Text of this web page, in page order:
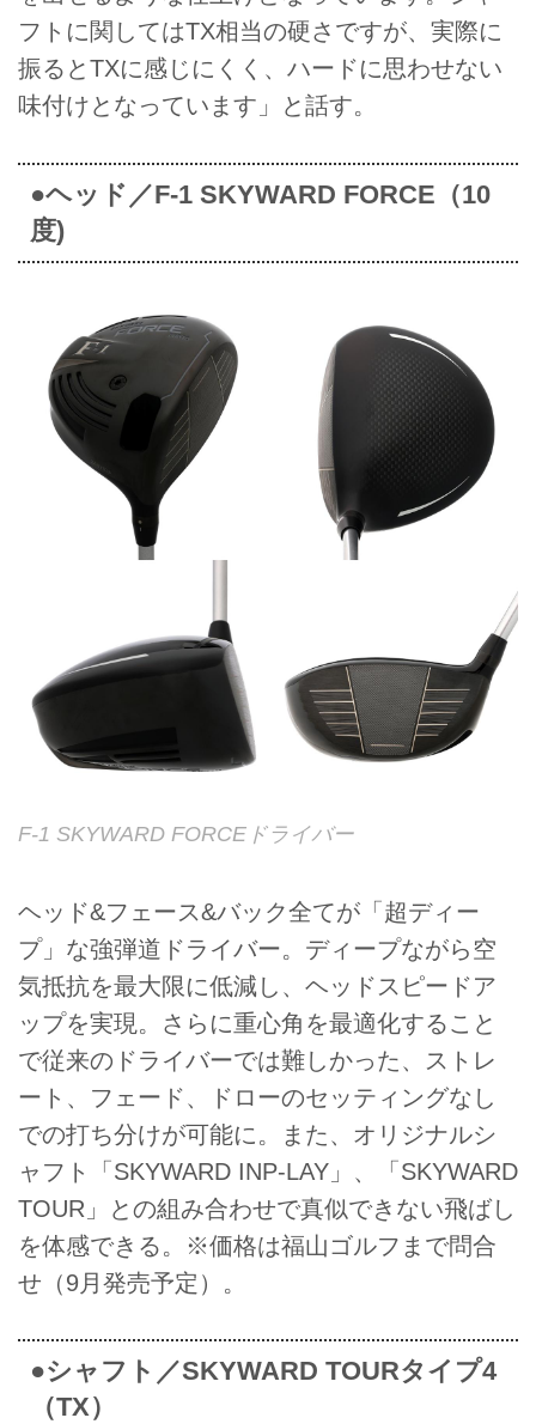
フトに関してはTX相当の硬さですが、実際に
振るとTXに感じにくく、ハードに思わせない
味付けとなっています」と話す。
●ヘッド／F-1 SKYWARD FORCE（10
度)
F-1 SKYWARD FORCEドライバー
ヘッド&フェース&バック全てが「超ディー
プ」な強弾道ドライバー。ディープながら空
気抵抗を最大限に低減し、ヘッドスピードア
ップを実現。さらに重心角を最適化すること
で従来のドライバーでは難しかった、ストレ
ート、フェード、ドローのセッティングなし
での打ち分けが可能に。また、オリジナルシ
ャフト「SKYWARD INP-LAY」、「SKYWARD
TOUR」との組み合わせで真似できない飛ばし
を体感できる。※価格は福山ゴルフまで問合
せ（9月発売予定）。
●シャフト／SKYWARD TOURタイプ4
（TX）